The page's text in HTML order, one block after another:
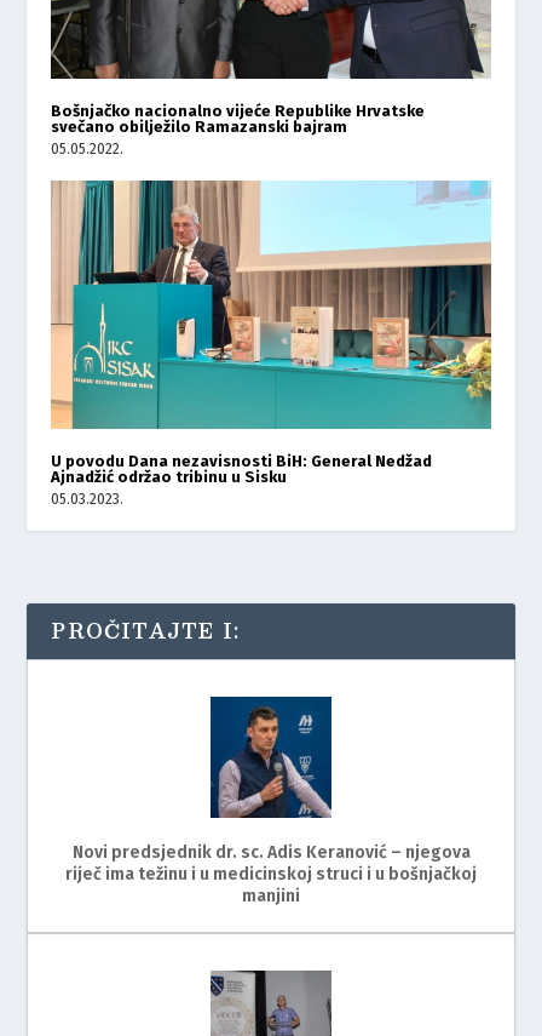
Bošnjačko nacionalno vijeće Republike Hrvatske
svečano obilježilo Ramazanski bajram
05.05.2022.
U povodu Dana nezavisnosti BiH: General Nedžad
Ajnadžić održao tribinu u Sisku
05.03.2023.
PROČITAJTE I:
Novi predsjednik dr. sc. Adis Keranović – njegova
riječ ima težinu i u medicinskoj struci i u bošnjačkoj
manjini